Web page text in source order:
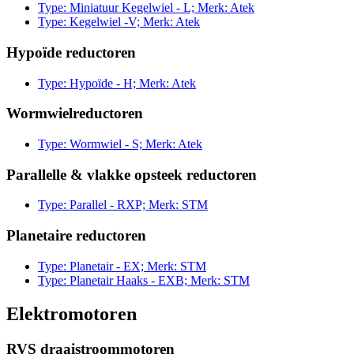
Type: Miniatuur Kegelwiel - L; Merk: Atek
Type: Kegelwiel -V; Merk: Atek
Hypoïde reductoren
Type: Hypoïde - H; Merk: Atek
Wormwielreductoren
Type: Wormwiel - S; Merk: Atek
Parallelle & vlakke opsteek reductoren
Type: Parallel - RXP; Merk: STM
Planetaire reductoren
Type: Planetair - EX; Merk: STM
Type: Planetair Haaks - EXB; Merk: STM
Elektromotoren
RVS draaistroommotoren